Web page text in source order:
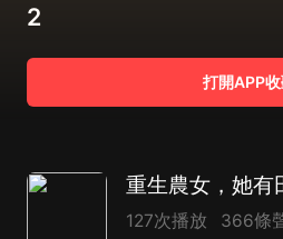
2
打開APP
重生農女，她有
127次播放 366條